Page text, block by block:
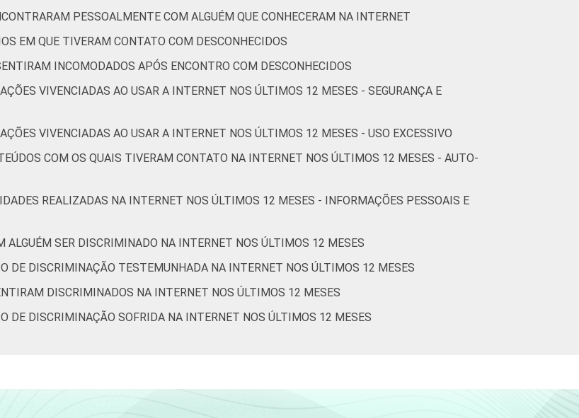
18 2 5 2 0 2 3 55
23 3 8 5 6 2 1 57
20 2 9 3 3 5
22 2 4 4 4 1 1
o Desenvolvimento da Sociedade da Informação (Cetic.br), Pesquisa sobre o Uso da Internet
PESSOALMENTE COM ALGUÉM QUE CONHECERAM NA INTERNET
EM QUE TIVERAM CONTATO COM DESCONHECIDOS
INCOMODADOS APÓS ENCONTRO COM DESCONHECIDOS
VIVENCIADAS AO USAR A INTERNET NOS ÚLTIMOS 12 MESES - SEGURANÇA E
VIVENCIADAS AO USAR A INTERNET NOS ÚLTIMOS 12 MESES - USO EXCESSIVO
COM OS QUAIS TIVERAM CONTATO NA INTERNET NOS ÚLTIMOS 12 MESES - AUTO-
REALIZADAS NA INTERNET NOS ÚLTIMOS 12 MESES - INFORMAÇÕES PESSOAIS E
ALGUÉM SER DISCRIMINADO NA INTERNET NOS ÚLTIMOS 12 MESES
DE DISCRIMINAÇÃO TESTEMUNHADA NA INTERNET NOS ÚLTIMOS 12 MESES
DISCRIMINADOS NA INTERNET NOS ÚLTIMOS 12 MESES
DE DISCRIMINAÇÃO SOFRIDA NA INTERNET NOS ÚLTIMOS 12 MESES